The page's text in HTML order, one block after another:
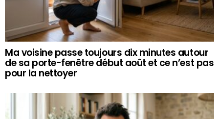
Ma voisine passe toujours dix minutes autour
de sa porte-fenêtre début août et ce n’est pas
pour la nettoyer